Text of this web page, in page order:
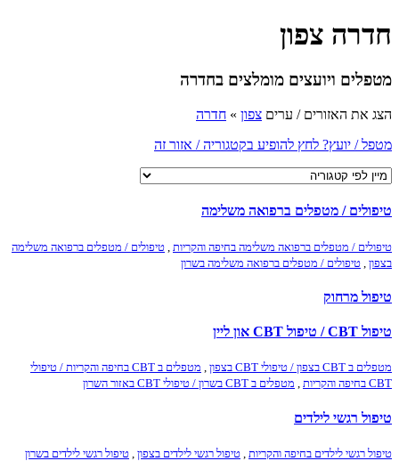
חדרה צפון
מטפלים ויועצים מומלצים בחדרה
הצג את האזורים / ערים צפון » חדרה
מטפל / יועץ? לחץ להופיע בקטגוריה / אזור זה
טיפולים / מטפלים ברפואה משלימה
טיפולים / מטפלים ברפואה משלימה בחיפה והקריות
טיפולים / מטפלים ברפואה משלימה
בצפון טיפולים / מטפלים ברפואה משלימה בשרון
טיפול מרחוק
טיפול CBT / טיפול CBT און ליין
מטפלים ב CBT בצפון / טיפולי CBT בצפון ,
מטפלים ב CBT בחיפה והקריות / טיפולי
CBT בחיפה והקריות
, מטפלים ב CBT בשרון / טיפולי CBT באזור השרון
טיפול רגשי לילדים
טיפול רגשי לילדים בחיפה והקריות טיפול רגשי לילדים בצפון טיפול רגשי לילדים בשרון